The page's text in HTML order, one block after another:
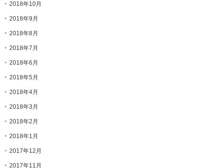
2018年10月
2018年9月
2018年8月
2018年7月
2018年6月
2018年5月
2018年4月
2018年3月
2018年2月
2018年1月
2017年12月
2017年11月